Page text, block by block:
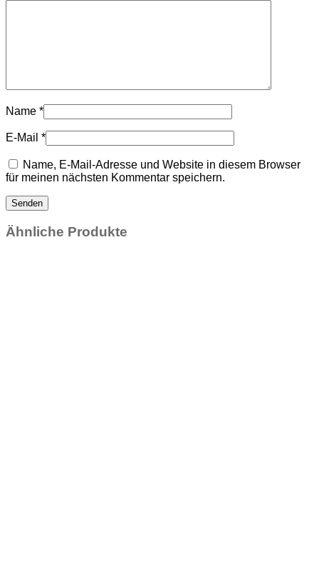
Name *
E-Mail *
Name, E-Mail-Adresse und Website in diesem Browser
für meinen nächsten Kommentar speichern.
Ähnliche Produkte